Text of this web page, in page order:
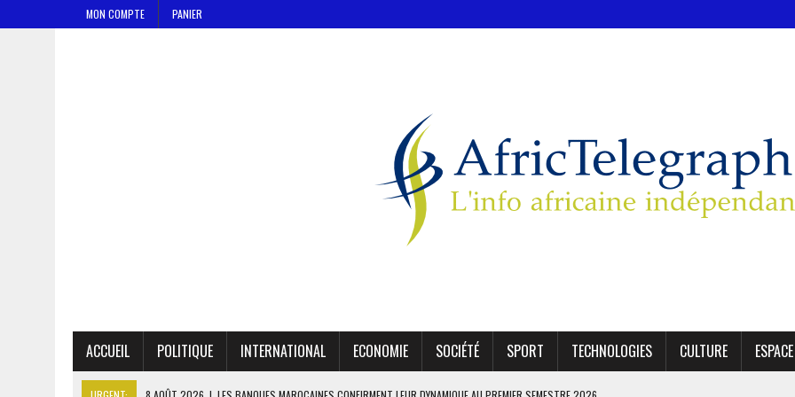
MON COMPTE PANIER
ACCUEIL POLITIQUE INTERNATIONAL ECONOMIE SOCIÉTÉ SPORT TECHNOLOGIES CULTURE